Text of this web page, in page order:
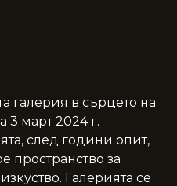
галерия в сърцето на
3 март 2024 г.
след години опит,
пространство за
Галерията се